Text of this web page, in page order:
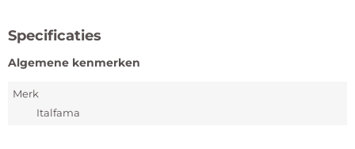
Specificaties
Algemene kenmerken
Merk
Italfama